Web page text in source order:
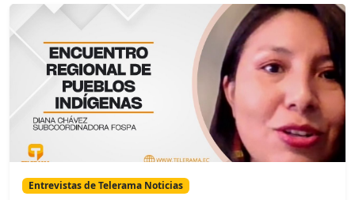
Entrevistas de Telerama Noticias